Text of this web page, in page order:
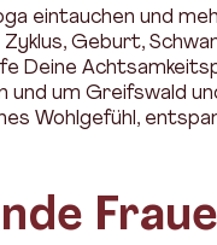
eintauchen und
Geburt,
Deine
um Greifswald
Wohlgefühl,